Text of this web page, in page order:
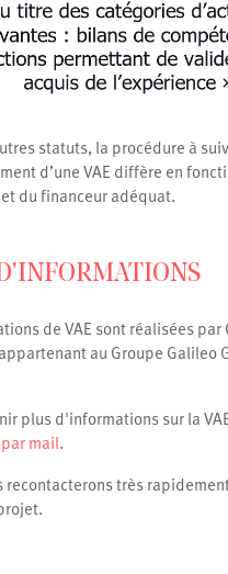
statuts, la procédure à
d’une VAE diffère en
du financeur adéquat.
de VAE sont réalisées par
au Groupe Galileo
plus d'informations sur la
mail.
recontacterons très